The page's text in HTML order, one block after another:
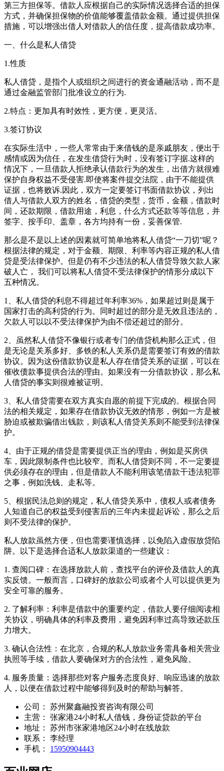
第三方担保等。借款人应根据自己的实际情况选择合适的担保
方式，并确保担保物的价值能够覆盖借款金额。通过提供担保
措施，可以增强出借人对借款人的信任度，提高借款成功率。
一、什么是私人借贷
1.性质
私人借贷，是指个人或组织之间进行的资金通融活动，而不是
通过金融监管部门批准设立的行为.
2.特点：更加具有时效性，更方便，更灵活。
3.签订协议
在实际生活中，一些人常常由于来借钱的是亲戚朋友，便出于
感情或因为信任，在发生借贷行为时，没有签订字据.这样的
情况下，一旦借款人拒绝承认借款行为的发生，出借方就很难
保护自身权益不受侵害.即使将案件提交法院，由于不能提供
证据，也将败诉.因此，双方一定要签订书面借款协议，列出
借人与借款人双方的姓名，借贷的类型，货币，金额，借款时
间，还款期限，借款用途，利息，什么方式还款等等信息，并
签字、按手印、盖章，各方均持有一份，妥善保管.
那么是不是以上述的因素就可简单地将私人借贷“一刀切”呢？
根据法律的规定，对于金额、期限、利率等内容正规的私人借
贷是受法律保护。但是仍有不少违法的私人借贷导致欠款人家
破人亡， 我们可以将私人借贷不受法律保护的情形分成以下
五种情况。
1、私人借贷的利息不得超过年利率36%，如果超过则是属于
国家打击的高利贷的行为。同时超过的部分是无效且违法的，
欠款人可以以不受法律保护为由不偿还超过的部分。
2、虽然私人借贷不像银行或者专门的借贷机构那么正式，但
是无论是关系多好、多铁的私人关系仍是需要签订有效的借款
协议。因为这份借款协议是私人存在借贷关系的证据，可以在
催收债款事提供合法的理由。如果没有一分借款协议，那么私
人借贷的事实则很难被证明。
3、私人借贷需要在双方真实自愿的前提下完成的。根据合同
法的相关规定，如果存在借款协议无效的情形，例如一方是被
胁迫或被欺骗借出钱款，则该私人借贷关系则不能受到法律保
护。
4、由于正规的借贷是需要提供正当的理由，例如是买房供
车，因此限制条件也比较窄。而私人借贷则不同，不一定要提
供必须存在的理由，但是借款人不能利用该笔借款干违法犯罪
之事，例如洗钱、走私等。
5、根据民法总则的规定，私人借贷关系中，债权人或者债务
人知道自己的权益受到侵害后的三年内未提起诉讼，那么之后
则不受法律的保护。
私人放款虽然方便，但也需要谨慎选择，以免陷入虚假放贷陷
阱。以下是选择合适私人放款渠道的一些建议：
1. 查阅口碑：在选择放款人前，查找平台的评价及借款人的真
实反馈。一般而言，口碑好的放款公司或者个人可以提供更为
安全可靠的服务。
2. 了解利率：利率是借款中的重要约定，借款人要仔细阅读相
关协议，明确具体的利率及费用，避免因利率过高导致还款压
力增大。
3. 确认合法性：在北京，合规的私人放款业务需具备相关营业
执照等手续，借款人要确保对方的合法性，避免风险。
4. 服务质量：选择那些对客户服务态度良好、响应迅速的放款
人，以便在借款过程中能够得到及时的帮助与解答。
公司：
苏州聚鑫融投资咨询有限公司
主营：
张家港24小时私人借钱，身份证贷款的平台
地址：
苏州市张家港地区24小时在线放款
联系：
李经理
手机：
15950904443